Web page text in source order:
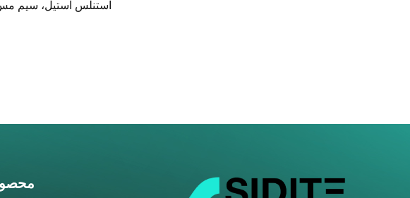
استنلس استیل، سیم